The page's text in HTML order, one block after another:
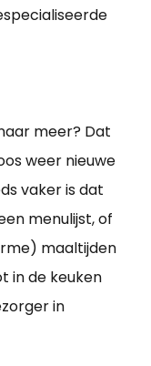
meer? Dat
weer nieuwe
vaker is dat
menulijst, of
maaltijden
in de keuken
in